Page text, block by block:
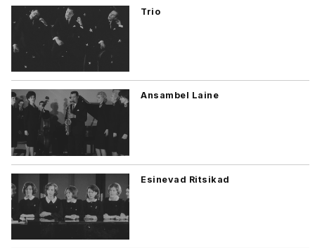
Trio
Ansambel Laine
Esinevad Ritsikad